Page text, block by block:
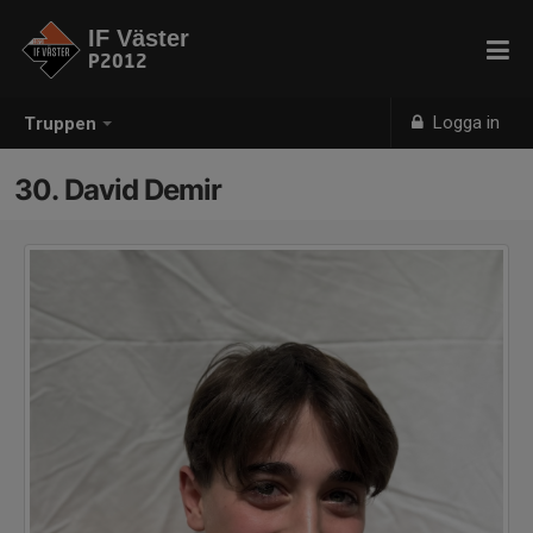
Truppen Logga in
IF Väster
P2012
30. David Demir